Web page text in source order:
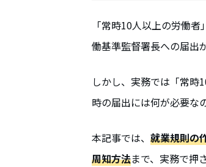
「常時10人以上の労働
働基準監督署長への届出
しかし、実務では「常時
時の届出には何が必要な
本記事では、 就業規則の
周知方法まで、実務で押